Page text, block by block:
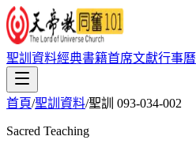
聖訓資料經典書籍首席文獻行事曆
首頁/聖訓資料/聖訓 093-034-002
Sacred Teaching